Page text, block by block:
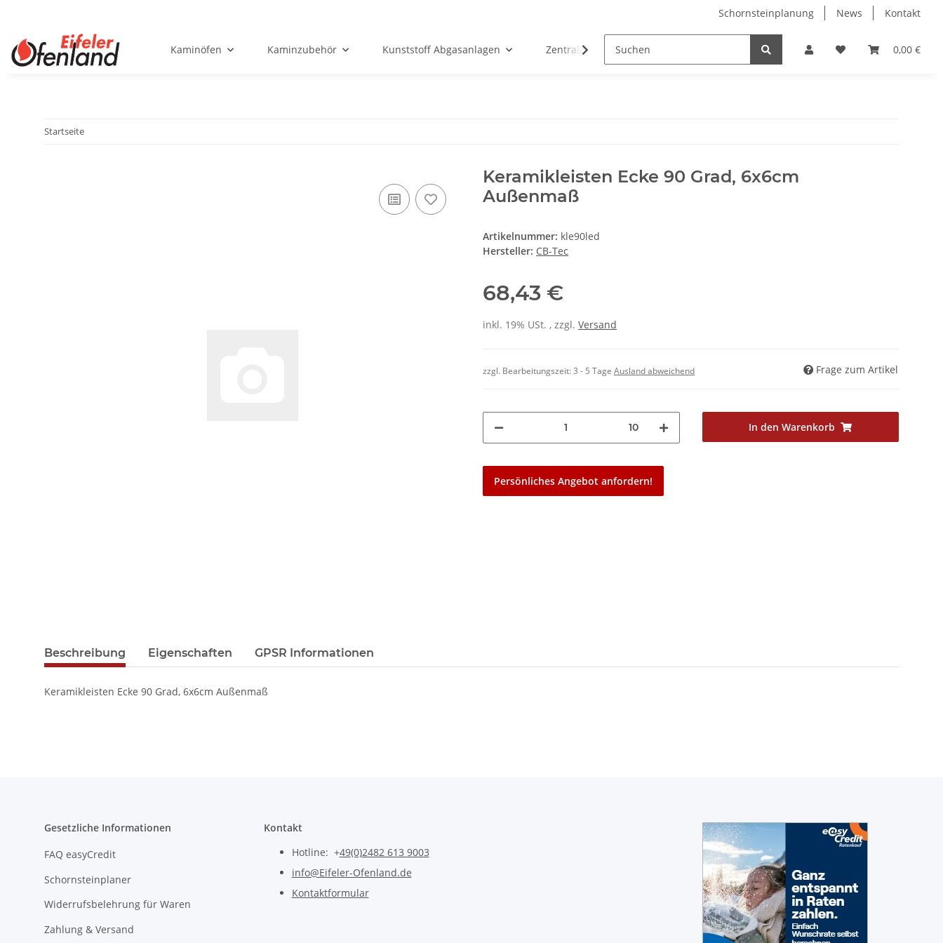
Schornsteinplanung News Kontakt
0,00 €
Kaminöfen Kaminzubehör Kunststoff Abgasanlagen Zentralheizungen
Startseite
Keramikleisten Ecke 90 Grad, 6x6cm
Außenmaß
Artikelnummer: kle90led
Hersteller: CB-Tec
68,43 €
inkl. 19% USt. , zzgl. Versand
zzgl. Bearbeitungszeit:3 - 5 Tage Ausland abweichend Frage zum Artikel
10 In den Warenkorb
Persönliches Angebot anfordern!
Beschreibung Eigenschaften GPSR Informationen
Keramikleisten Ecke 90 Grad, 6x6cm Außenmaß
Gesetzliche Informationen
FAQ easyCredit
Schornsteinplaner
Widerrufsbelehrung für Waren
Zahlung & Versand
Kontakt
Hotline: +49(0)2482 613 9003
info@Eifeler-Ofenland.de
Kontaktformular